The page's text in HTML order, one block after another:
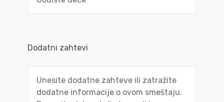
Dodatni zahtevi